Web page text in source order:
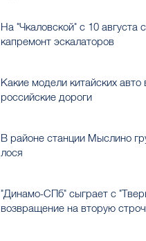
На "Чкаловской" с 10 августа
капремонт эскалаторов
Какие модели китайских
российские дороги
В районе станции Мыслино
лося
"Динамо-СПб" сыграет с
возвращение на вторую